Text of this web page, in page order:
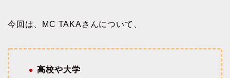
今回は、MC TAKAさんについて、
高校や大学